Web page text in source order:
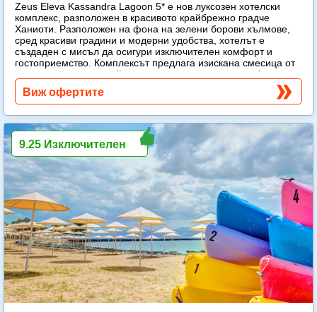
Zeus Eleva Kassandra Lagoon 5* е нов луксозен хотелски
комплекс, разположен в красивото крайбрежно градче
Ханиоти. Разположен на фона на зелени борови хълмове,
сред красиви градини и модерни удобства, хотелът е
създаден с мисъл да осигури изключителен комфорт и
гостоприемство. Комплексът предлага изискана смесица от
модерен лукс и спокойна средиземноморска атмосфера.
Още...
Виж офертите
9.25 Изключителен